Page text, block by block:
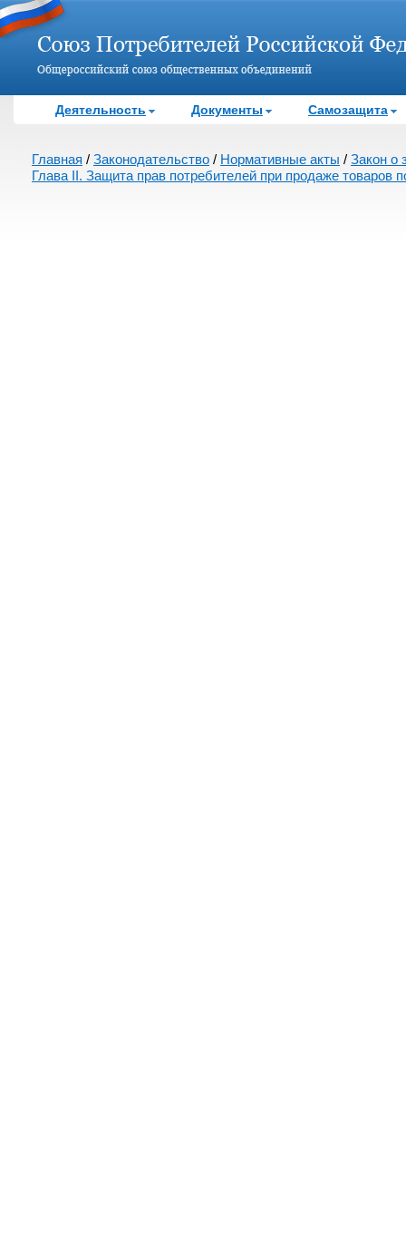
Деятельность Документы Самозащита
Главная / Законодательство / Нормативные акты / Закон о
Глава II. Защита прав потребителей при продаже товаров